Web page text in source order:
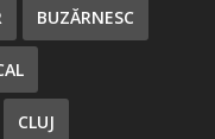
BUZĂRNESC
CLUJ